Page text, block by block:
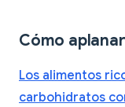
Cómo
Los alimentos
carbohidratos